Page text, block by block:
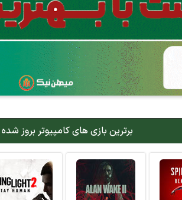
برترین بازی های کامپیوتر بروز شده